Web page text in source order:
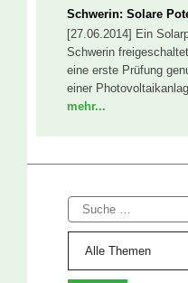
Schwerin: Solare
[27.06.2014] Ein
Schwerin
eine erste Prüfung
einer
mehr...
Suche